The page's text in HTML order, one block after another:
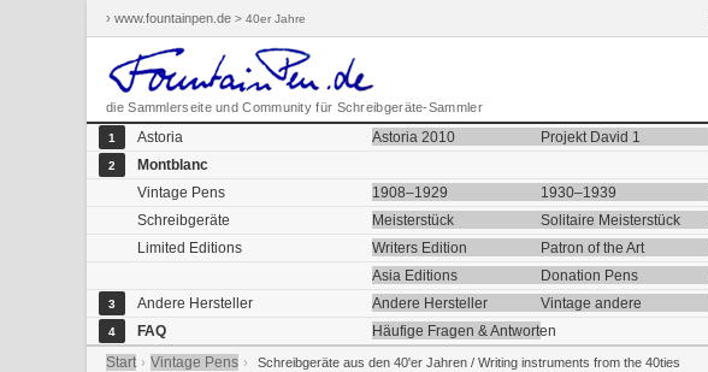
› www.fountainpen.de > 40er Jahre
die Sammlerseite und Community für Schreibgeräte-Sammler
1 Astoria Astoria 2010 Projekt David 1
2
Montblanc
Vintage Pens
1908–1929 1930–1939
Schreibgeräte
Meisterstück Solitaire Meisterstück
Limited Editions
Writers Edition Patron of the Art
Asia Editions
Donation Pens
3 Andere Hersteller Andere Hersteller Vintage andere
4 FAQ
Häufige Fragen & Antworten
Start › Vintage Pens › Schreibgeräte aus den 40'er Jahren / Writing instruments from the 40ties